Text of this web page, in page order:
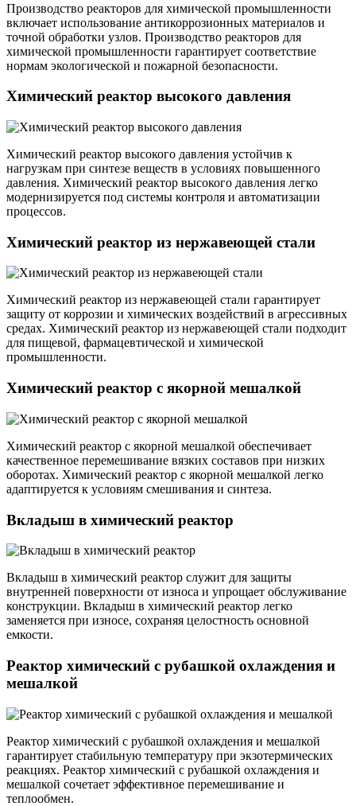
Производство реакторов для химической промышленности
включает использование антикоррозионных материалов и
точной обработки узлов. Производство реакторов для
химической промышленности гарантирует соответствие
нормам экологической и пожарной безопасности.
Химический реактор высокого давления
Химический реактор высокого давления устойчив к
нагрузкам при синтезе веществ в условиях повышенного
давления. Химический реактор высокого давления легко
модернизируется под системы контроля и автоматизации
процессов.
Химический реактор из нержавеющей стали
Химический реактор из нержавеющей стали гарантирует
защиту от коррозии и химических воздействий в агрессивных
средах. Химический реактор из нержавеющей стали подходит
для пищевой, фармацевтической и химической
промышленности.
Химический реактор с якорной мешалкой
Химический реактор с якорной мешалкой обеспечивает
качественное перемешивание вязких составов при низких
оборотах. Химический реактор с якорной мешалкой легко
адаптируется к условиям смешивания и синтеза.
Вкладыш в химический реактор
Вкладыш в химический реактор служит для защиты
внутренней поверхности от износа и упрощает обслуживание
конструкции. Вкладыш в химический реактор легко
заменяется при износе, сохраняя целостность основной
емкости.
Реактор химический с рубашкой охлаждения и
мешалкой
Реактор химический с рубашкой охлаждения и мешалкой
гарантирует стабильную температуру при экзотермических
реакциях. Реактор химический с рубашкой охлаждения и
мешалкой сочетает эффективное перемешивание и
теплообмен.